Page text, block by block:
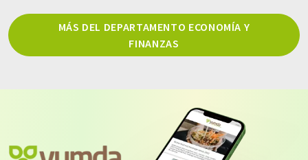
MÁS DEL DEPARTAMENTO ECONOMÍA Y
FINANZAS